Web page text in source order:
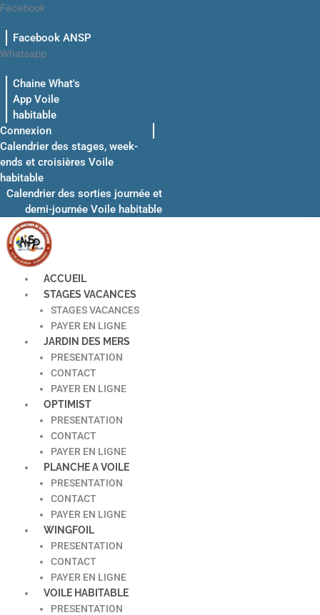
Aller
contenu
Facebook
Facebook ANSP
Whatsapp
Chaine What's
App Voile
habitable
Connexion
Calendrier des stages, week-
ends et croisières Voile
habitable
Calendrier des sorties journée et
demi-journée Voile habitable
ACCUEIL
STAGES VACANCES
STAGES VACANCES
PAYER EN LIGNE
JARDIN DES MERS
PRESENTATION
CONTACT
PAYER EN LIGNE
OPTIMIST
PRESENTATION
CONTACT
PAYER EN LIGNE
PLANCHE A VOILE
PRESENTATION
CONTACT
PAYER EN LIGNE
WINGFOIL
PRESENTATION
CONTACT
PAYER EN LIGNE
VOILE HABITABLE
PRESENTATION